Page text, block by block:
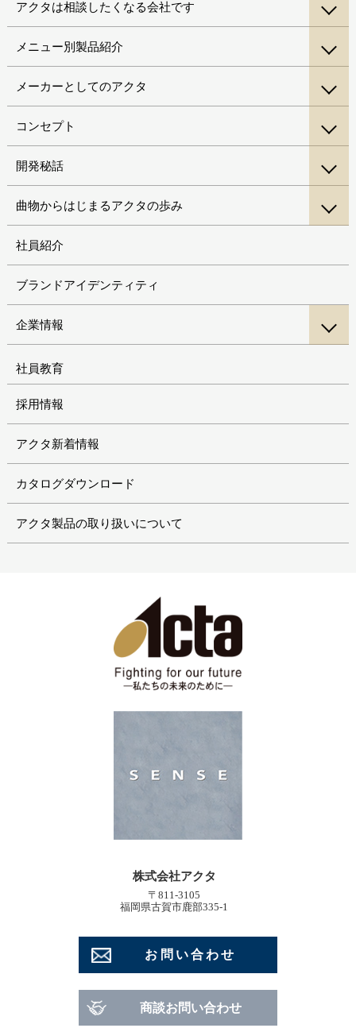
アクタは相談したくなる会社です
メニュー別製品紹介
メーカーとしてのアクタ
コンセプト
開発秘話
曲物からはじまるアクタの歩み
社員紹介
ブランドアイデンティティ
企業情報
社員教育
採用情報
アクタ新着情報
カタログダウンロード
アクタ製品の取り扱いについて
株式会社アクタ
〒811-3105
福岡県古賀市鹿部335-1
お問い合わせ
商談お問い合わせ